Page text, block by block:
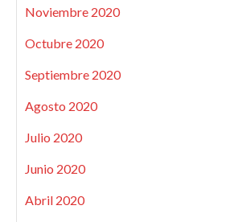
Noviembre 2020
Octubre 2020
Septiembre 2020
Agosto 2020
Julio 2020
Junio 2020
Abril 2020